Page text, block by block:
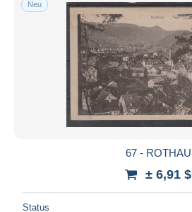
Kostenloser Versand
Zahlungsmethoden
PayPal
Banküberweisung
Visa
Mastercard
Neu
67 - ROTHAU
± 6,91 $
Status